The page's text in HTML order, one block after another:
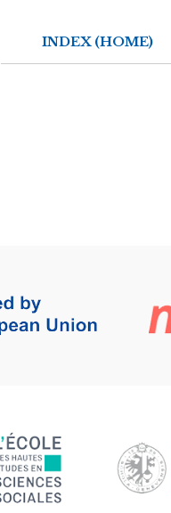
INDEX (HOME)